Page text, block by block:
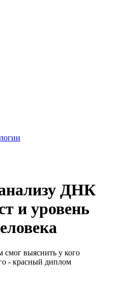
ДНК
и уровень
выяснить у кого
- красный диплом